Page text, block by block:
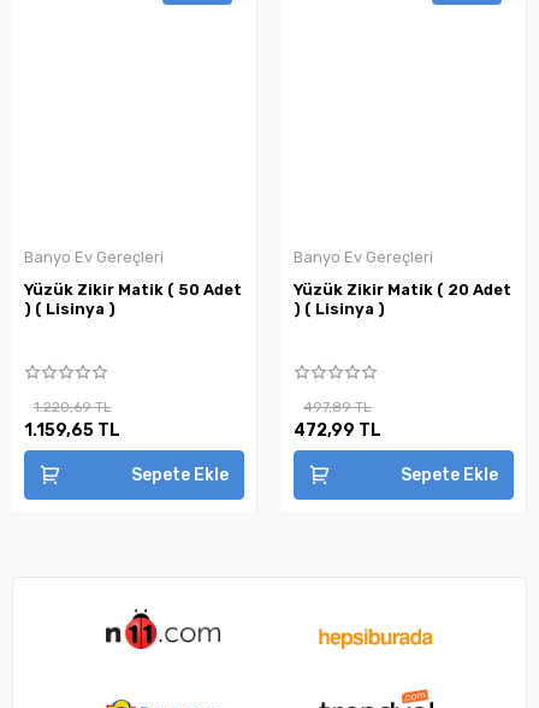
Banyo Ev Gereçleri
Yüzük Zikir Matik ( 50 Adet
) ( Lisinya )
1.220,69 TL
1.159,65 TL
Sepete Ekle
Banyo Ev Gereçleri
Yüzük Zikir Matik ( 20 Adet
) ( Lisinya )
497,89 TL
472,99 TL
Sepete Ekle